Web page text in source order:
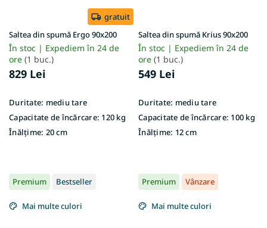
gratuit
Saltea din spumă Ergo 90x200
În stoc | Expediem în 24 de
ore (1 buc.)
829 Lei
Duritate: mediu tare
Capacitate de încărcare: 120 kg
Înălțime: 20 cm
Saltea din spumă Krius 90x200
În stoc | Expediem în 24 de
ore (1 buc.)
549 Lei
Duritate: mediu tare
Capacitate de încărcare: 100 kg
Înălțime: 12 cm
Premium Bestseller
Mai multe culori
Premium Vânzare
Mai multe culori